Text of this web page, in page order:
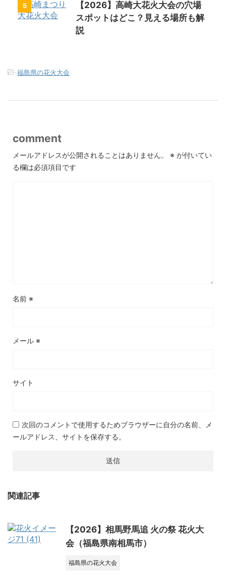
5
【2026】高崎大花火大会の穴場
スポットはどこ？見える場所も解
説
-福島県の花火大会
comment
メールアドレスが公開されることはありません。 ※ が付いてい
る欄は必須項目です
名前 ※
メール ※
サイト
次回のコメントで使用するためブラウザーに自分の名前、メ
ールアドレス、サイトを保存する。
関連記事
【2026】相馬野馬追 火の祭 花火大
会（福島県南相馬市）
福島県の花火大会